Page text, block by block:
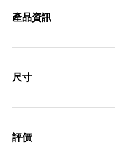
產品資訊
尺寸
評價